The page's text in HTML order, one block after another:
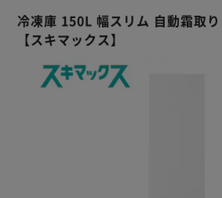
冷凍庫 150L 幅スリム 自動霜取
【スキマックス】